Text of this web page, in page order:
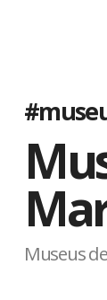
Museus